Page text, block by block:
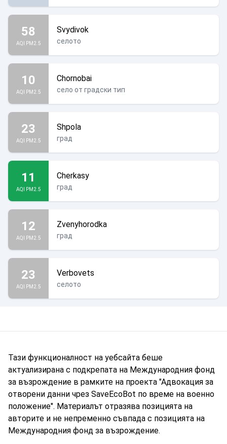
58
AQI PM2.5
Svydivok
селото
10
AQI PM2.5
Chornobai
село от градски тип
23
AQI PM2.5
Shpola
град
11
AQI PM2.5
Cherkasy
град
12
AQI PM2.5
Zvenyhorodka
град
23
AQI PM2.5
Verbovets
селото
Тази функционалност на уебсайта беше
актуализирана с подкрепата на Международния фонд
за възрождение в рамките на проекта "Адвокация за
отворени данни чрез SaveEcoBot по време на военно
положение". Материалът отразява позицията на
авторите и не непременно съвпада с позицията на
Международния фонд за възрождение.